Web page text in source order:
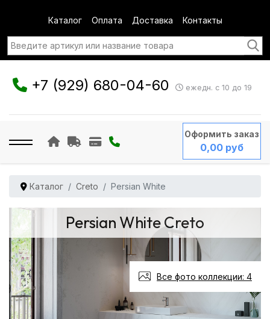
Каталог Оплата Доставка Контакты
+7 (929) 680-04-60 ежедн. с 10 до 19
Оформить заказ
0,00 руб
Каталог Creto Persian White
Persian White Creto
Все фото коллекции: 4